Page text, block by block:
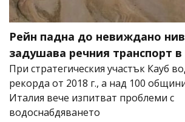
Рейн падна до невиждано
задушава речния транспорт в
При стратегическия участък Кауб
рекорда от 2018 г., а над 100
Италия вече изпитват проблеми с
водоснабдяването